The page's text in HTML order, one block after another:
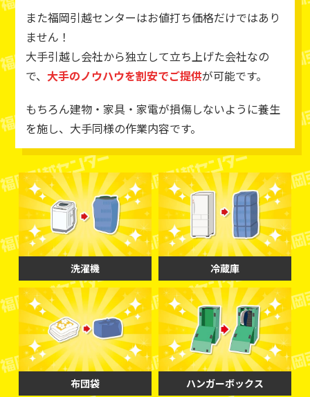
また福岡引越センターはお値打ち価格だけではあり
ません！
大手引越し会社から独立して立ち上げた会社なの
で、 大手のノウハウを割安でご提供が可能です。
もちろん建物・家具・家電が損傷しないように養生
を施し、大手同様の作業内容です。
洗濯機 冷蔵庫
布団袋 ハンガーボックス